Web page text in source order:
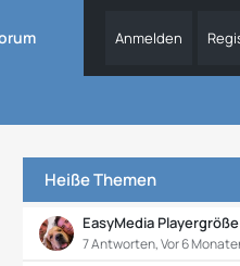
Anmelden
Heiße Themen
EasyMedia
7 Antworten, Vor 6